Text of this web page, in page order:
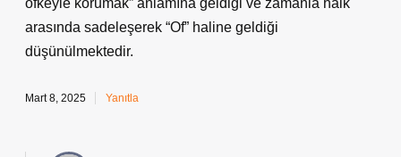
öfkeyle korumak” anlamına geldiği ve zamanla halk
arasında sadeleşerek “Of” haline geldiği
düşünülmektedir.
Mart 8, 2025 Yanıtla